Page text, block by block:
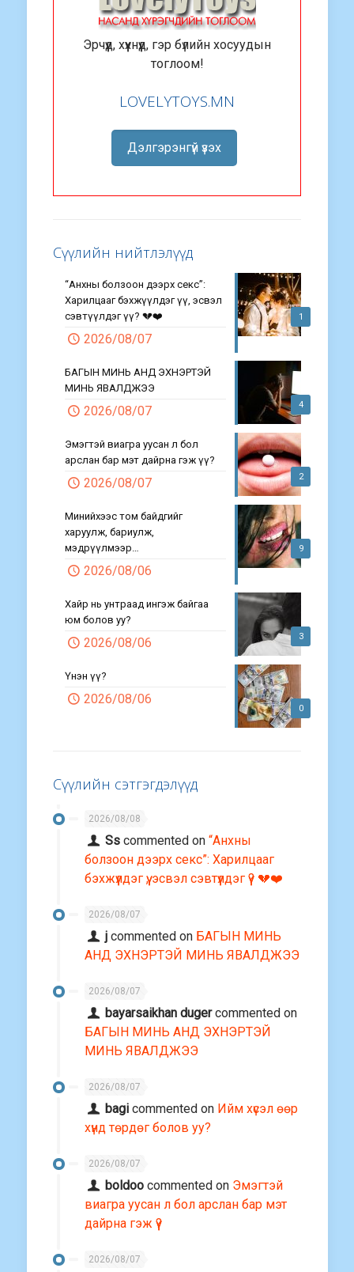
Эрчүүд, хүүхнүүд, гэр бүлийн хосуудын
тоглоом!
LOVELYTOYS.MN
Дэлгэрэнгүй үзэх
Сүүлийн нийтлэлүүд
1
“Анхны болзоон дээрх секс”:
Харилцааг бэхжүүлдэг үү, эсвэл
сэвтүүлдэг үү? 💔❤️
2026/08/07
4
БАГЫН МИНЬ АНД ЭХНЭРТЭЙ
МИНЬ ЯВАЛДЖЭЭ
2026/08/07
2
Эмэгтэй виагра уусан л бол
арслан бар мэт дайрна гэж үү?
2026/08/07
9
Минийхээс том байдгийг
харуулж, бариулж,
мэдрүүлмээр…
2026/08/06
3
Хайр нь унтраад ингэж байгаа
юм болов уу?
2026/08/06
0
Үнэн үү?
2026/08/06
Сүүлийн сэтгэгдэлүүд
2026/08/08
Ss commented on“Анхны
болзоон дээрх секс”: Харилцааг
бэхжүүлдэг үү, эсвэл сэвтүүлдэг үү? 💔❤️
2026/08/07
j commented on БАГЫН МИНЬ
АНД ЭХНЭРТЭЙ МИНЬ ЯВАЛДЖЭЭ
2026/08/07
bayarsaikhan dugercommented on
БАГЫН МИНЬ АНД ЭХНЭРТЭЙ
МИНЬ ЯВАЛДЖЭЭ
2026/08/07
bagi commented on Ийм хүсэл өөр
хүнд төрдөг болов уу?
2026/08/07
boldoo commented on Эмэгтэй
виагра уусан л бол арслан бар мэт
дайрна гэж үү?
2026/08/07